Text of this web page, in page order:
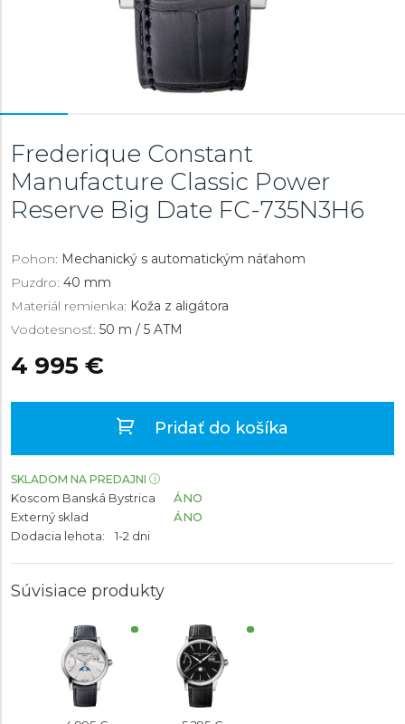
Frederique Constant
Manufacture Classic Power
Reserve Big Date FC-735N3H6
Pohon: Mechanický s automatickým náťahom
Puzdro: 40 mm
Materiál remienka: Koža z aligátora
Vodotesnosť: 50 m / 5 ATM
4 995 €
Pridať do košíka
SKLADOM NA PREDAJNI
Koscom Banská Bystrica
ÁNO
Externý sklad
ÁNO
Dodacia lehota:
1-2 dni
Súvisiace produkty